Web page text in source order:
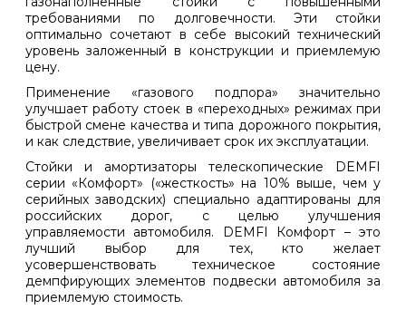
требованиями по долговечности. Эти стойки
оптимально сочетают в себе высокий технический
уровень заложенный в конструкции и приемлемую
цену.
Применение «газового подпора» значительно
улучшает работу стоек в «переходных» режимах при
быстрой смене качества и типа дорожного покрытия,
и как следствие, увеличивает срок их эксплуатации.
Стойки и амортизаторы телескопические DEMFI
серии «Комфорт» («жесткость» на 10% выше, чем у
серийных заводских) специально адаптированы для
российских дорог, с целью улучшения
управляемости автомобиля. DEMFI Комфорт – это
лучший выбор для тех, кто желает
усовершенствовать техническое состояние
демпфирующих элементов подвески автомобиля за
приемлемую стоимость.